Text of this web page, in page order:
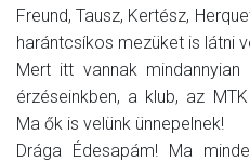
Freund, Tausz, Kertész,
harántcsíkos mezüket is látni
Mert itt vannak
érzéseinkben, a klub, az
Ma ők is velünk ünnepelnek!
Drága Édesapám! Ma